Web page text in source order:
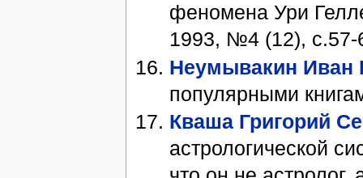
феномена Ури
1993, №4 (12), с.57-
Неумывакин Иван
популярными
Кваша Григорий
астрологической